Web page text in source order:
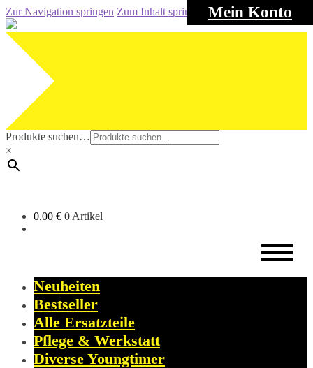
Mein Konto
Zur Navigation springen Zum Inhalt springen
Produkte suchen…
×
0,00 € 0 Artikel
Neuheiten
Bestseller
Alle Ersatzteile
Pflege & Werkstatt
Diverse Youngtimer